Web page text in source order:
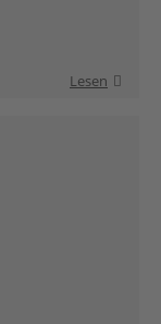
Lesen